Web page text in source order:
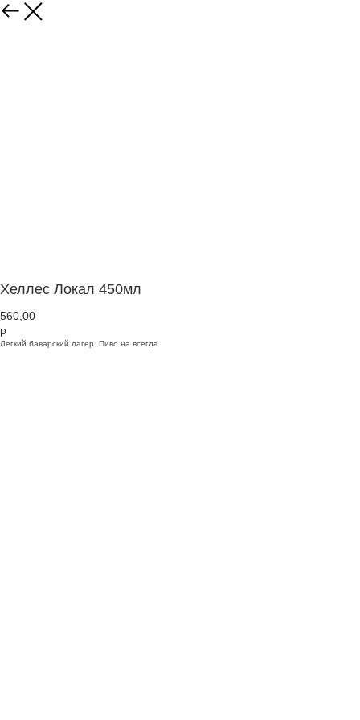
Хеллес Локал 450мл
560,00
р
Легкий баварский лагер. Пиво на всегда